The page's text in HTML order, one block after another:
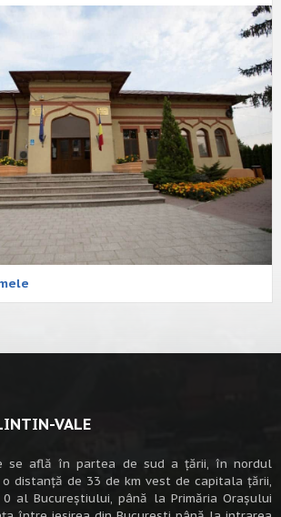
VALE
se află în partea de sud a ţării, în nordul
distanţă de 33 de km vest de capitala țării,
al Bucureștiului, până la Primăria Orașului